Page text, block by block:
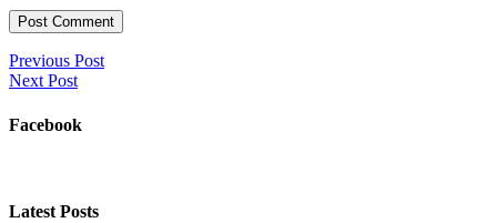
Previous Post
Next Post
Facebook
Latest Posts